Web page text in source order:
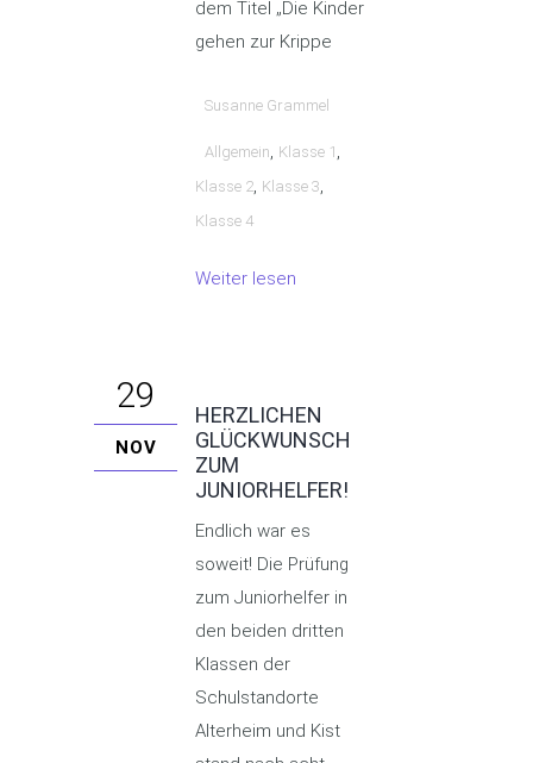
dem Titel „Die Kinder
gehen zur Krippe
Susanne Grammel
Allgemein, Klasse 1 ,
Klasse 2, Klasse 3,
Klasse 4
Weiter lesen
29
NOV
HERZLICHEN
GLÜCKWUNSCH
ZUM
JUNIORHELFER!
Endlich war es
soweit! Die Prüfung
zum Juniorhelfer in
den beiden dritten
Klassen der
Schulstandorte
Alterheim und Kist